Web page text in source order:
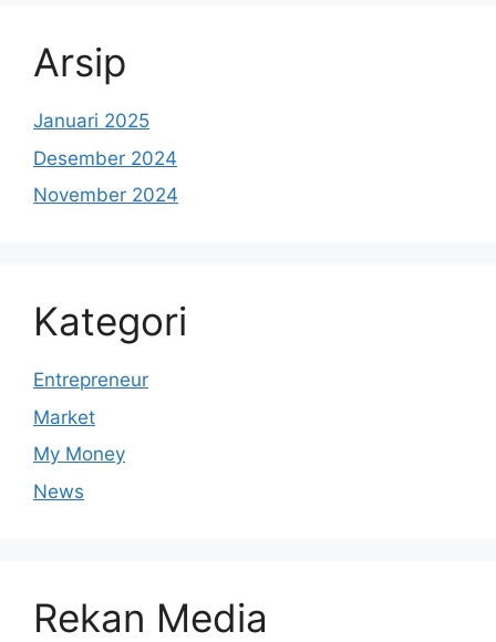
Arsip
Januari 2025
Desember 2024
November 2024
Kategori
Entrepreneur
Market
My Money
News
Rekan Media